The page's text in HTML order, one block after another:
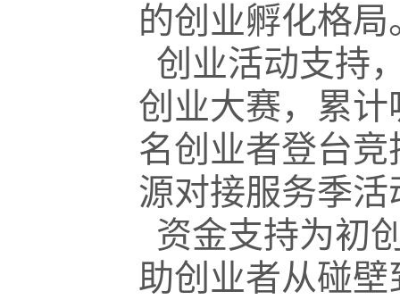
的创业孵化格局
创业活动支持
创业大赛，累
名创业者登台
源对接服务季
资金支持为初
助创业者从碰